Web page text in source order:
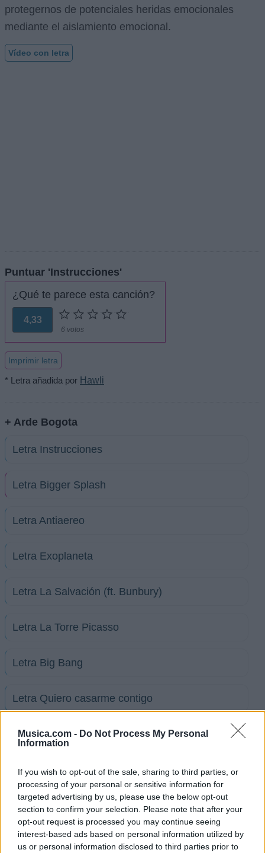
Musica.com - Do Not Process My Personal
Information
If you wish to opt-out of the sale, sharing to third parties, or
processing of your personal or sensitive information for
targeted advertising by us, please use the below opt-out
section to confirm your selection. Please note that after your
opt-out request is processed you may continue seeing
interest-based ads based on personal information utilized by
us or personal information disclosed to third parties prior to
protegernos de potenciales heridas emocionales
mediante el aislamiento emocional.
Vídeo con letra
Puntuar 'Instrucciones'
¿Qué te parece esta canción?
4,33
6 votos
Imprimir letra
* Letra añadida por Hawli
+ Arde Bogota
Letra Instrucciones
Letra Bigger Splash
Letra Antiaereo
Letra Exoplaneta
Letra La Salvación (ft. Bunbury)
Letra La Torre Picasso
Letra Big Bang
Letra Quiero casarme contigo
+ Letras de Arde Bogota
Biografía de Arde Bogota
Arde Bogotá: La Revolución del Rock en Español